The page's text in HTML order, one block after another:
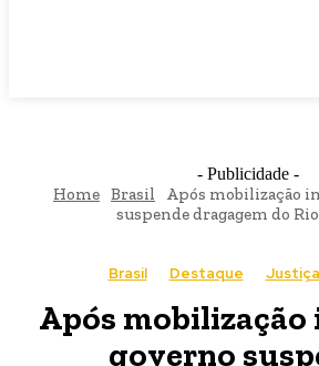
- Publicidade -
Home Brasil
Após mobilização
suspende dragagem do
Brasil Destaque
Após mobilização
governo